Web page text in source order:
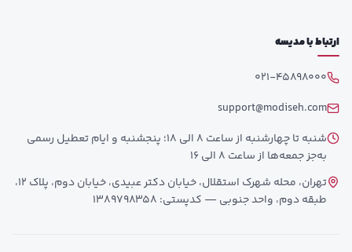
ارتباط با مدیسه
021-45898000
support@modiseh.com
شنبه تا چهارشنبه از ساعت 8 الی 18؛ پنجشنبه و ایام تعطیل رسمی
به‌جز جمعه‌ها از ساعت 8 الی 16
تهران، محله شهرک استقلال، خیابان دکتر عبیدی، خیابان دوم، پلاک 12،
طبقه دوم، واحد جنوبی — کدپستی: 1389798358